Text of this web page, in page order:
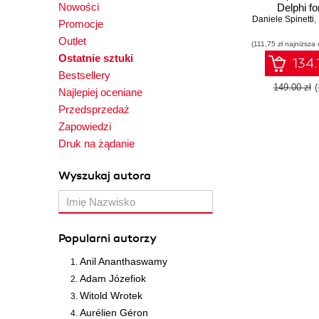
Nowości
Promocje
Outlet
Ostatnie sztuki
Bestsellery
Najlepiej oceniane
Przedsprzedaż
Zapowiedzi
Druk na żądanie
Wyszukaj autora
Popularni autorzy
Anil Ananthaswamy
Adam Józefiok
Witold Wrotek
Aurélien Géron
Delphi
server-
Daniele Spinetti,
(111,75 zł
149.00 zł